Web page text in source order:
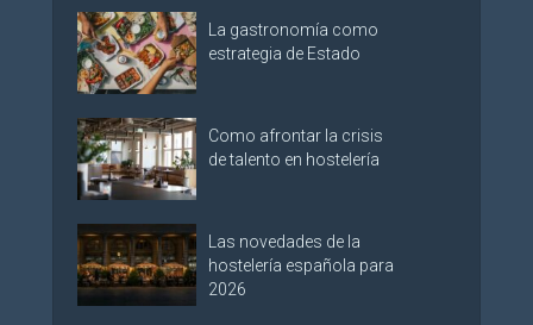
La gastronomía como
estrategia de Estado
Como afrontar la crisis
de talento en hostelería
Las novedades de la
hostelería española para
2026